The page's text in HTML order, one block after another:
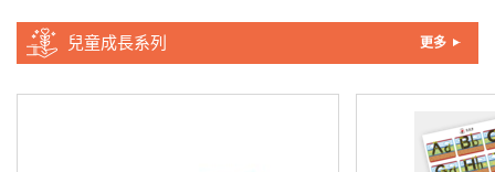
兒童成長系列 更多